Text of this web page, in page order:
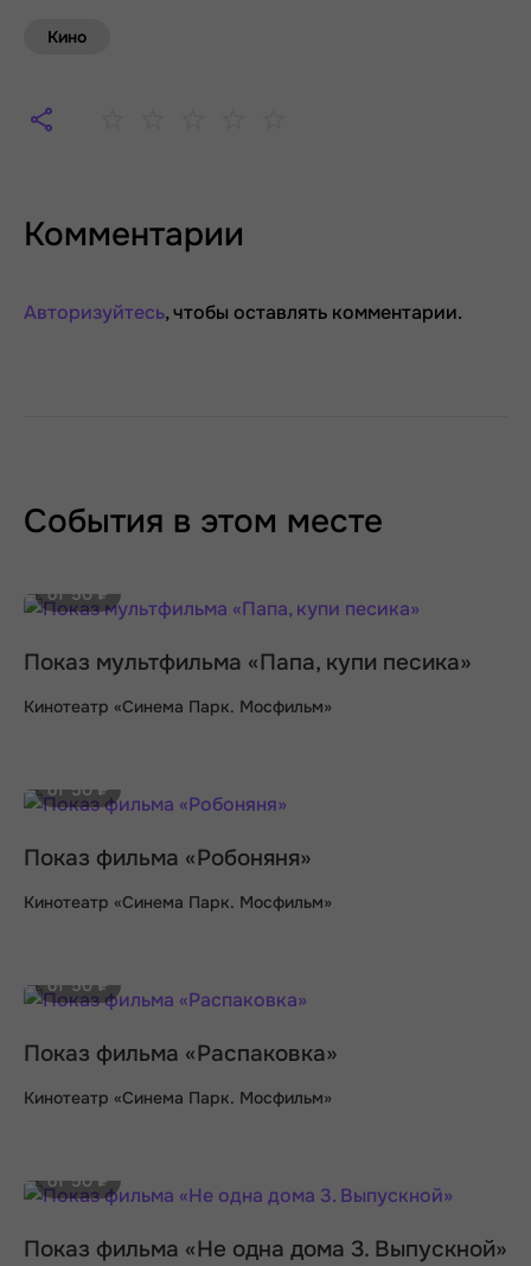
Кино
Комментарии
Авторизуйтесь, чтобы оставлять комментарии.
События в этом месте
от 50 ₽
Показ мультфильма «Папа, купи песика»
Кинотеатр «Синема Парк. Мосфильм»
от 50 ₽
Показ фильма «Робоняня»
Кинотеатр «Синема Парк. Мосфильм»
от 50 ₽
Показ фильма «Распаковка»
Кинотеатр «Синема Парк. Мосфильм»
от 50 ₽
Показ фильма «Не одна дома 3. Выпускной»